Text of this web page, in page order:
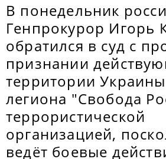
В понедельник
Генпрокурор Игорь
обратился в суд с
признании
территории
легиона "Свобода
террористической
организацией,
ведёт боевые